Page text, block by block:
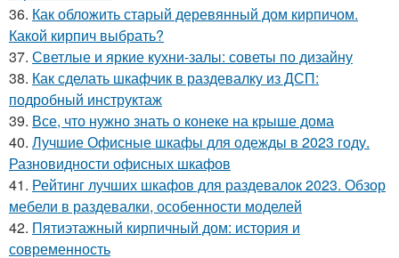
36. Как обложить старый деревянный дом кирпичом.
Какой кирпич выбрать?
37. Светлые и яркие кухни-залы: советы по дизайну
38. Как сделать шкафчик в раздевалку из ДСП:
подробный инструктаж
39. Все, что нужно знать о конеке на крыше дома
40. Лучшие Офисные шкафы для одежды в 2023 году.
Разновидности офисных шкафов
41. Рейтинг лучших шкафов для раздевалок 2023. Обзор
мебели в раздевалки, особенности моделей
42. Пятиэтажный кирпичный дом: история и
современность